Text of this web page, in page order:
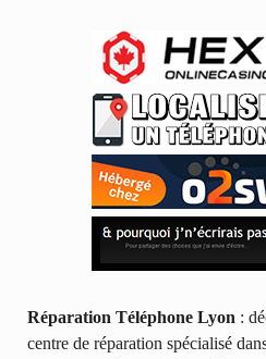
Réparation Téléphone Lyon :
centre de réparation spécialisé